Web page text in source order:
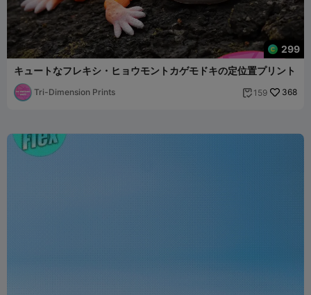
299
キュートなフレキシ・ヒョウモントカゲモドキの定位置プリント
Tri-Dimension Prints  159 368